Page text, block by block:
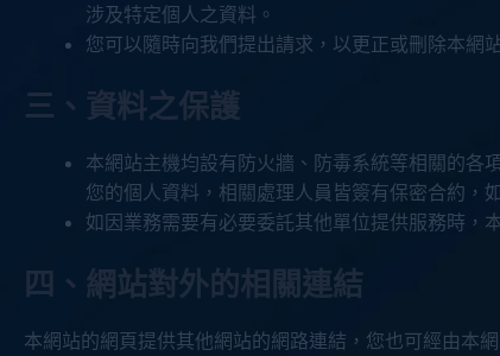
涉及特定個人之資料。
您可以隨時向我們提出請求，以更正或刪除本網
三、資料之保護
本網站主機均設有防火牆、防毒系統等相關的各
您的個人資料，相關處理人員皆簽有保密合約，
如因業務需要有必要委託其他單位提供服務時，
四、網站對外的相關連結
本網站的網頁提供其他網站的網路連結，您也可經由本